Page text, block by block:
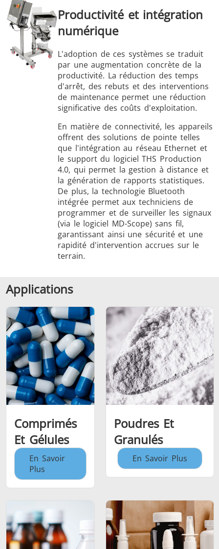
Productivité et intégration
numérique
L'adoption de ces systèmes se traduit
par une augmentation concrète de la
productivité. La réduction des temps
d'arrêt, des rebuts et des interventions
de maintenance permet une réduction
significative des coûts d'exploitation.
En matière de connectivité, les appareils
offrent des solutions de pointe telles
que l'intégration au réseau Ethernet et
le support du logiciel THS Production
4.0, qui permet la gestion à distance et
la génération de rapports statistiques.
De plus, la technologie Bluetooth
intégrée permet aux techniciens de
programmer et de surveiller les signaux
(via le logiciel MD-Scope) sans fil,
garantissant ainsi une sécurité et une
rapidité d'intervention accrues sur le
terrain.
Applications
Comprimés
Et Gélules
En Savoir
Plus
Poudres Et
Granulés
En Savoir Plus